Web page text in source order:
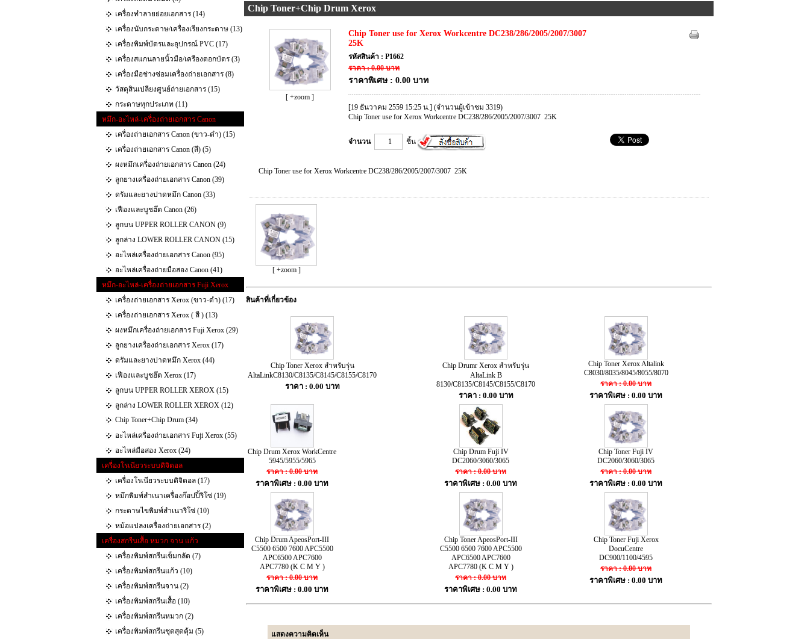
เครื่องทำลายย่อยเอกสาร (14)
เครื่องนับกระดาษ/เครื่องเรียงกระดาษ (13)
เครื่องพิมพ์บัตรและอุปกรณ์ PVC (17)
เครื่องสแกนลายนิ้วมือ/เครืองตอกบัตร (3)
เครื่องมือช่างซ่อมเครื่องถ่ายเอกสาร (8)
วัสดุสินเปลียงศูนย์ถ่ายเอกสาร (15)
กระดาษทุกประเภท (11)
หมึก-อะไหล่-เครื่องถ่ายเอกสาร Canon
เครื่องถ่ายเอกสาร Canon (ขาว-ดำ) (15)
เครื่องถ่ายเอกสาร Canon (สี) (5)
ผงหมึกเครื่องถ่ายเอกสาร Canon (24)
ลูกยางเครื่องถ่ายเอกสาร Canon (39)
ดรัมและยางปาดหมึก Canon (33)
เฟืองและบูชฮ๊ต Canon (26)
ลูกบน UPPER ROLLER CANON (9)
ลูกล่าง LOWER ROLLER CANON (15)
อะไหล่เครื่องถ่ายเอกสาร Canon (95)
อะไหล่เครื่องถ่ายมือสอง Canon (41)
หมึก-อะไหล่-เครื่องถ่ายเอกสาร Fuji Xerox
เครื่องถ่ายเอกสาร Xerox (ขาว-ดำ) (17)
เครื่องถ่ายเอกสาร Xerox ( สี ) (13)
ผงหมึกเครื่องถ่ายเอกสาร Fuji Xerox (29)
ลูกยางเครื่องถ่ายเอกสาร Xerox (17)
ดรัมและยางปาดหมึก Xerox (44)
เฟืองและบูชฮ๊ต Xerox (17)
ลูกบน UPPER ROLLER XEROX (15)
ลูกล่าง LOWER ROLLER XEROX (12)
Chip Toner+Chip Drum (34)
อะไหล่เครื่องถ่ายเอกสาร Fuji Xerox (55)
อะไหล่มือสอง Xerox (24)
เครื่องโรเนียวระบบดิจิตอล
เครื่องโรเนียวระบบดิจิตอล (17)
หมึกพิมพ์สำเนาเครื่องก๊อปปี้ริโซ่ (19)
กระดาษไขพิมพ์สำเนาริโซ่ (10)
หม้อแปลงเครื่องถ่ายเอกสาร (2)
เครื่องสกรีนเสื้อ หมวก จาน แก้ว
เครื่องพิมพ์สกรีนเข็มกลัด (7)
เครื่องพิมพ์สกรีนแก้ว (10)
เครื่องพิมพ์สกรีนจาน (2)
เครื่องพิมพ์สกรีนเสื้อ (10)
เครื่องพิมพ์สกรีนหมวก (2)
เครื่องพิมพ์สกรีนชุดสุดคุ้ม (5)
Chip Toner+Chip Drum Xerox
[ +zoom ]
Chip Toner use for Xerox Workcentre DC238/286/2005/2007/3007
25K
รหัสสินค้า : P1662
ราคา : 0.00 บาท
ราคาพิเศษ : 0.00 บาท
[19 ธันวาคม 2559 15:25 น.] (จำนวนผู้เข้าชม 3319)
Chip Toner use for Xerox Workcentre DC238/286/2005/2007/3007 25K
จำนวน ชิ้น
Chip Toner use for Xerox Workcentre DC238/286/2005/2007/3007 25K
[ +zoom ]
สินค้าที่เกี่ยวข้อง
Chip Toner Xerox สำหรับรุ่น
AltaLinkC8130/C8135/C8145/C8155/C8170
ราคา : 0.00 บาท
Chip Drumr Xerox สำหรับรุ่น
AltaLink B
8130/C8135/C8145/C8155/C8170
ราคา : 0.00 บาท
Chip Toner Xerox Altalink
C8030/8035/8045/8055/8070
ราคา : 0.00 บาท
ราคาพิเศษ : 0.00 บาท
Chip Drum Xerox WorkCentre
5945/5955/5965
ราคา : 0.00 บาท
ราคาพิเศษ : 0.00 บาท
Chip Drum Fuji IV
DC2060/3060/3065
ราคา : 0.00 บาท
ราคาพิเศษ : 0.00 บาท
Chip Toner Fuji IV
DC2060/3060/3065
ราคา : 0.00 บาท
ราคาพิเศษ : 0.00 บาท
Chip Drum ApeosPort-III
C5500 6500 7600 APC5500
APC6500 APC7600
APC7780 (K C M Y )
ราคา : 0.00 บาท
ราคาพิเศษ : 0.00 บาท
Chip Toner ApeosPort-III
C5500 6500 7600 APC5500
APC6500 APC7600
APC7780 (K C M Y )
ราคา : 0.00 บาท
ราคาพิเศษ : 0.00 บาท
Chip Toner Fuji Xerox
DocuCentre
DC900/1100/4595
ราคา : 0.00 บาท
ราคาพิเศษ : 0.00 บาท
แสดงความคิดเห็น